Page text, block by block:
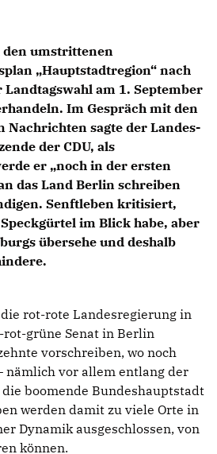
SPENDEN
werden
umstrittenen
„Hauptstadtregion“ nach
am 1. September
Im Gespräch mit den
Nachrichten sagte der Landes-
der CDU, als
er „noch in der ersten
das Land Berlin schreiben
Senftleben kritisiert,
im Blick habe, aber
übersehe und deshalb
rot-rote Landesregierung in
grüne Senat in Berlin
vorschreiben, wo noch
nämlich vor allem entlang der
boomende Bundeshauptstadt
werden damit zu viele Orte in
Dynamik ausgeschlossen, von
können.